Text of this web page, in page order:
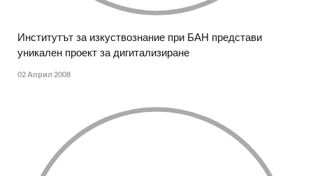
Институтът за изкуствознание при БАН представи
уникален проект за дигитализиране
02 Април 2008